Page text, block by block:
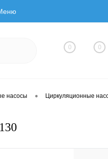
0 0
насосы • Циркуляционные